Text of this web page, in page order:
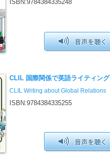
ISBN:9784384335248
CLIL 国際関係で英語ライティング
CLIL Writing about Global Relations
ISBN:9784384335255